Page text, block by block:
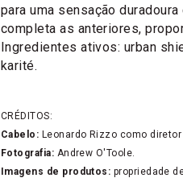
para uma sensação
completa as anteriores,
Ingredientes ativos: urban
karité.
CRÉDITOS:
Cabelo: Leonardo Rizzo como
Fotografia: Andrew O'Toole.
Imagens de produtos: propriedade